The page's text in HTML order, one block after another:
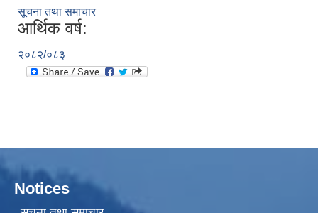
सूचना तथा समाचार
आर्थिक वर्ष:
२०८२/०८३
Notices